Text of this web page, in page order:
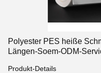
Polyester PES heiße
Längen-Soem-ODM-
Produkt-Details